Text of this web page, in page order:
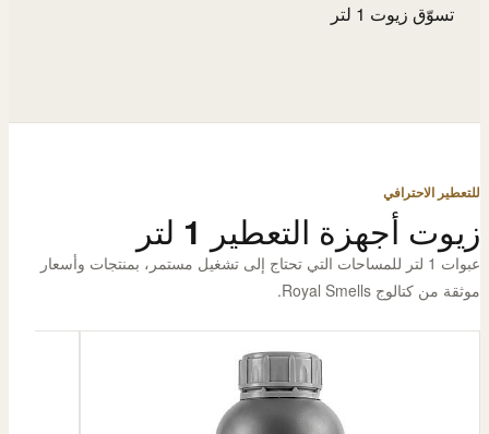
تسوّق زيوت 1 لتر
للتعطير الاحترافي
زيوت أجهزة التعطير 1 لتر
عبوات 1 لتر للمساحات التي تحتاج إلى تشغيل مستمر، بمنتجات وأسعار
موثقة من كتالوج Royal Smells.